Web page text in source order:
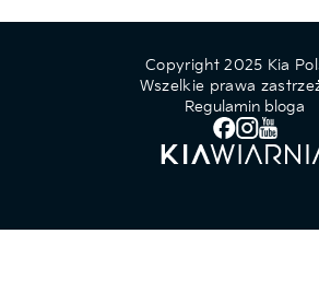
Copyright 2025 Kia
Wszelkie prawa
Regulamin bloga